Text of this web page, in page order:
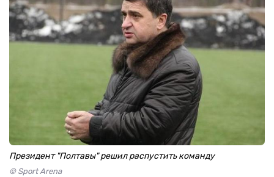
Президент "Полтавы" решил распустить команду
© Sport Arena